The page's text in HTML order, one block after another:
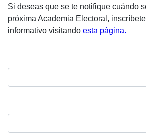
Si deseas que se te notifique cuándo
próxima Academia Electoral,
informativo visitando esta página.